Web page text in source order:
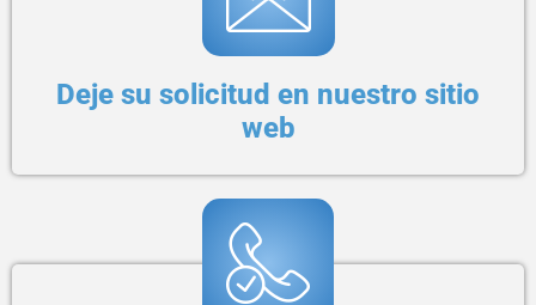
Deje su solicitud en nuestro sitio
web